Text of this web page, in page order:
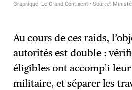
Au cours de ces raids,
autorités est double :
éligibles ont accompli leur
militaire, et séparer les